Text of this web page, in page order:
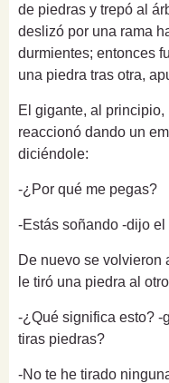
de piedras y trepó al
deslizó por una rama
durmientes; entonces
una piedra tras otra,
El gigante, al
reaccionó dando un
diciéndole:
-¿Por qué me pegas?
-Estás soñando -dijo
De nuevo se volvieron
le tiró una piedra al
-¿Qué significa esto? -
tiras piedras?
-No te he tirado